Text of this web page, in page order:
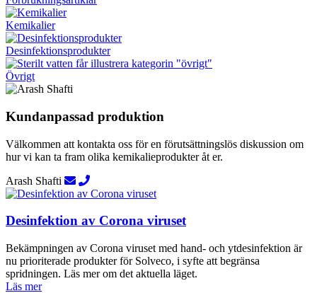
Kemikalier
Desinfektionsprodukter
Övrigt
Kundanpassad produktion
Välkommen att kontakta oss för en förutsättningslös diskussion om
hur vi kan ta fram olika kemikalieprodukter åt er.
Arash Shafti
Desinfektion av Corona viruset
Bekämpningen av Corona viruset med hand- och ytdesinfektion är
nu prioriterade produkter för Solveco, i syfte att begränsa
spridningen. Läs mer om det aktuella läget.
Läs mer